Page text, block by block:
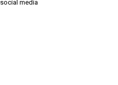
media